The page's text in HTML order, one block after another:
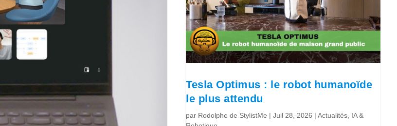
Tesla Optimus : le robot humanoïde
le plus attendu
par Rodolphe de StylistMe |Juil 28, 2026 |Actualités IA &